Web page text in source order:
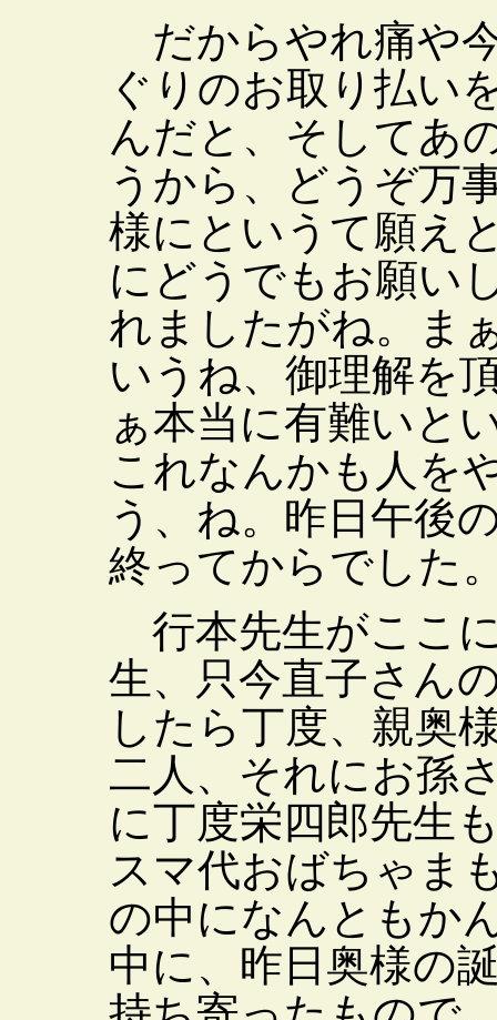
だからやれ痛や
ぐりのお取り払い
んだと、そしてあ
うから、どうぞ万
様にというて願え
にどうでもお願い
れましたがね。ま
いうね、御理解を
ぁ本当に有難いと
これなんかも人を
う、ね。昨日午後
終ってからでした
行本先生がここ
生、只今直子さん
したら丁度、親奥
二人、それにお孫
に丁度栄四郎先生
スマ代おばちゃま
の中になんともか
中に、昨日奥様の